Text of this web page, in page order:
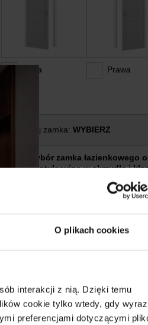
O plikach cookies
interakcji z nią. Dzięki temu
cookie tylko wtedy, gdy
preferencjami dotyczącymi
Najchętniej wybierane
EXTREME RC3
Drzwi wejściowe do
Lewa Prawa
Rodzaj zamka: WYBIERZ
Wybór zamka łazienkowego
wentylacyjne w skrzydle i